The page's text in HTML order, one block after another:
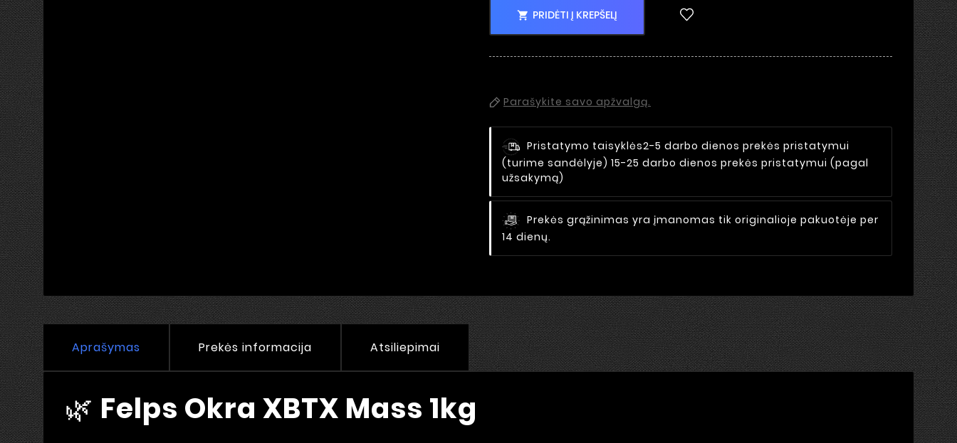
 PRIDĖTI Į KREPŠELĮ
Parašykite savo apžvalgą.
Pristatymo taisyklės2-5 darbo dienos prekės pristatymui
(turime sandėlyje) 15-25 darbo dienos prekės pristatymui (pagal
užsakymą)
Prekės grąžinimas yra įmanomas tik originalioje pakuotėje per
14 dienų.
Aprašymas Prekės informacija Atsiliepimai
🌿 Felps Okra XBTX Mass 1kg